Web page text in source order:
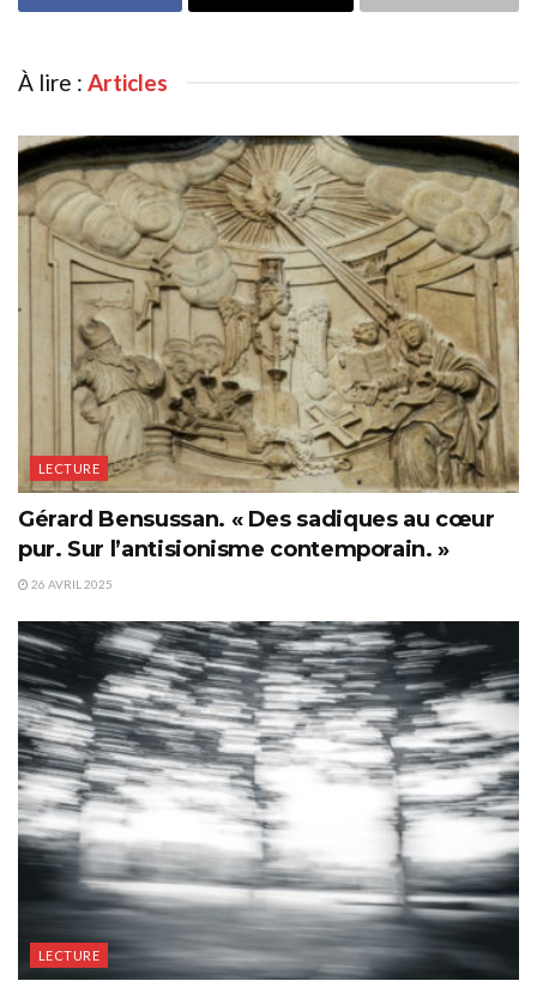
À lire : Articles
LECTURE
Gérard Bensussan. « Des sadiques au cœur
pur. Sur l’antisionisme contemporain. »
26 AVRIL 2025
LECTURE